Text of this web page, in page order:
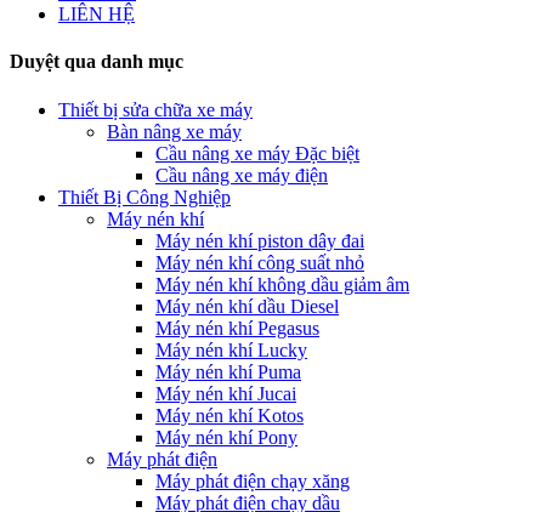
LIÊN HỆ
Duyệt qua danh mục
Thiết bị sửa chữa xe máy
Bàn nâng xe máy
Cầu nâng xe máy Đặc biệt
Cầu nâng xe máy điện
Thiết Bị Công Nghiệp
Máy nén khí
Máy nén khí piston dây đai
Máy nén khí công suất nhỏ
Máy nén khí không dầu giảm âm
Máy nén khí dầu Diesel
Máy nén khí Pegasus
Máy nén khí Lucky
Máy nén khí Puma
Máy nén khí Jucai
Máy nén khí Kotos
Máy nén khí Pony
Máy phát điện
Máy phát điện chạy xăng
Máy phát điện chạy dầu